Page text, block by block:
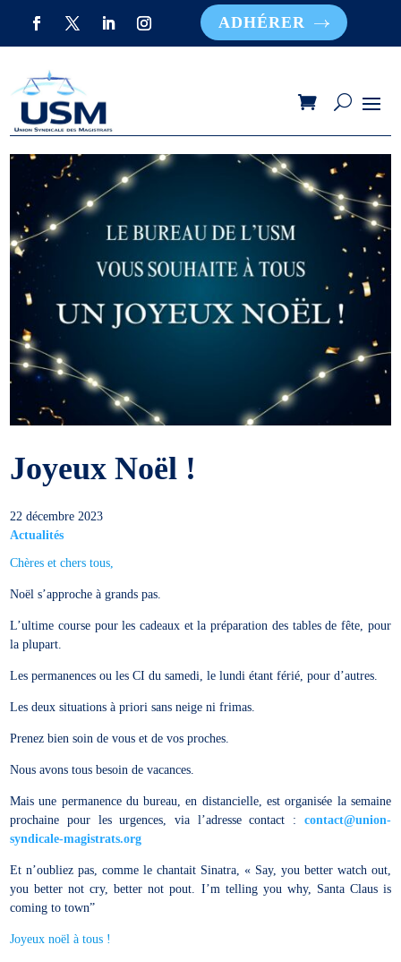
ADHÉRER
Joyeux Noël !
22 décembre 2023
Actualités
Chères et chers tous,
Noël s’approche à grands pas.
L’ultime course pour les cadeaux et la préparation des tables de fête, pour
la plupart.
Les permanences ou les CI du samedi, le lundi étant férié, pour d’autres.
Les deux situations à priori sans neige ni frimas.
Prenez bien soin de vous et de vos proches.
Nous avons tous besoin de vacances.
Mais une permanence du bureau, en distancielle, est organisée la semaine
prochaine pour les urgences, via l’adresse contact : contact@union-
syndicale-magistrats.org
Et n’oubliez pas, comme le chantait Sinatra, « Say, you better watch out,
you better not cry, better not pout. I’m telling you why, Santa Claus is
coming to town”
Joyeux noël à tous !